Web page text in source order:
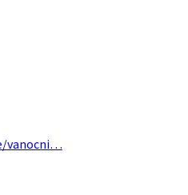
vanocni…